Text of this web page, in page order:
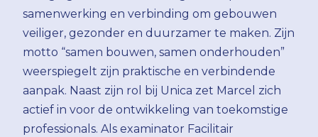
samenwerking en verbinding om gebouwen
veiliger, gezonder en duurzamer te maken. Zijn
motto “samen bouwen, samen onderhouden”
weerspiegelt zijn praktische en verbindende
aanpak. Naast zijn rol bij Unica zet Marcel zich
actief in voor de ontwikkeling van toekomstige
professionals. Als examinator Facilitair